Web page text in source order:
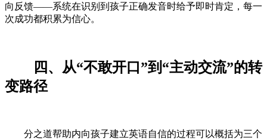
向反馈——系统在识别到孩子正确发音时给予即时肯定，每一
次成功都积累为信心。
四、从“不敢开口”到“主动交流”的转
变路径
分之道帮助内向孩子建立英语自信的过程可以概括为三个